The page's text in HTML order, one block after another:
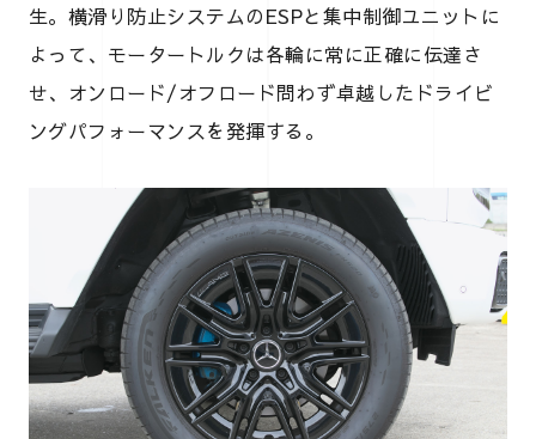
生。横滑り防止システムのESPと集中制御ユニットに
よって、モータートルクは各輪に常に正確に伝達さ
せ、オンロード/オフロード問わず卓越したドライビ
ングパフォーマンスを発揮する。